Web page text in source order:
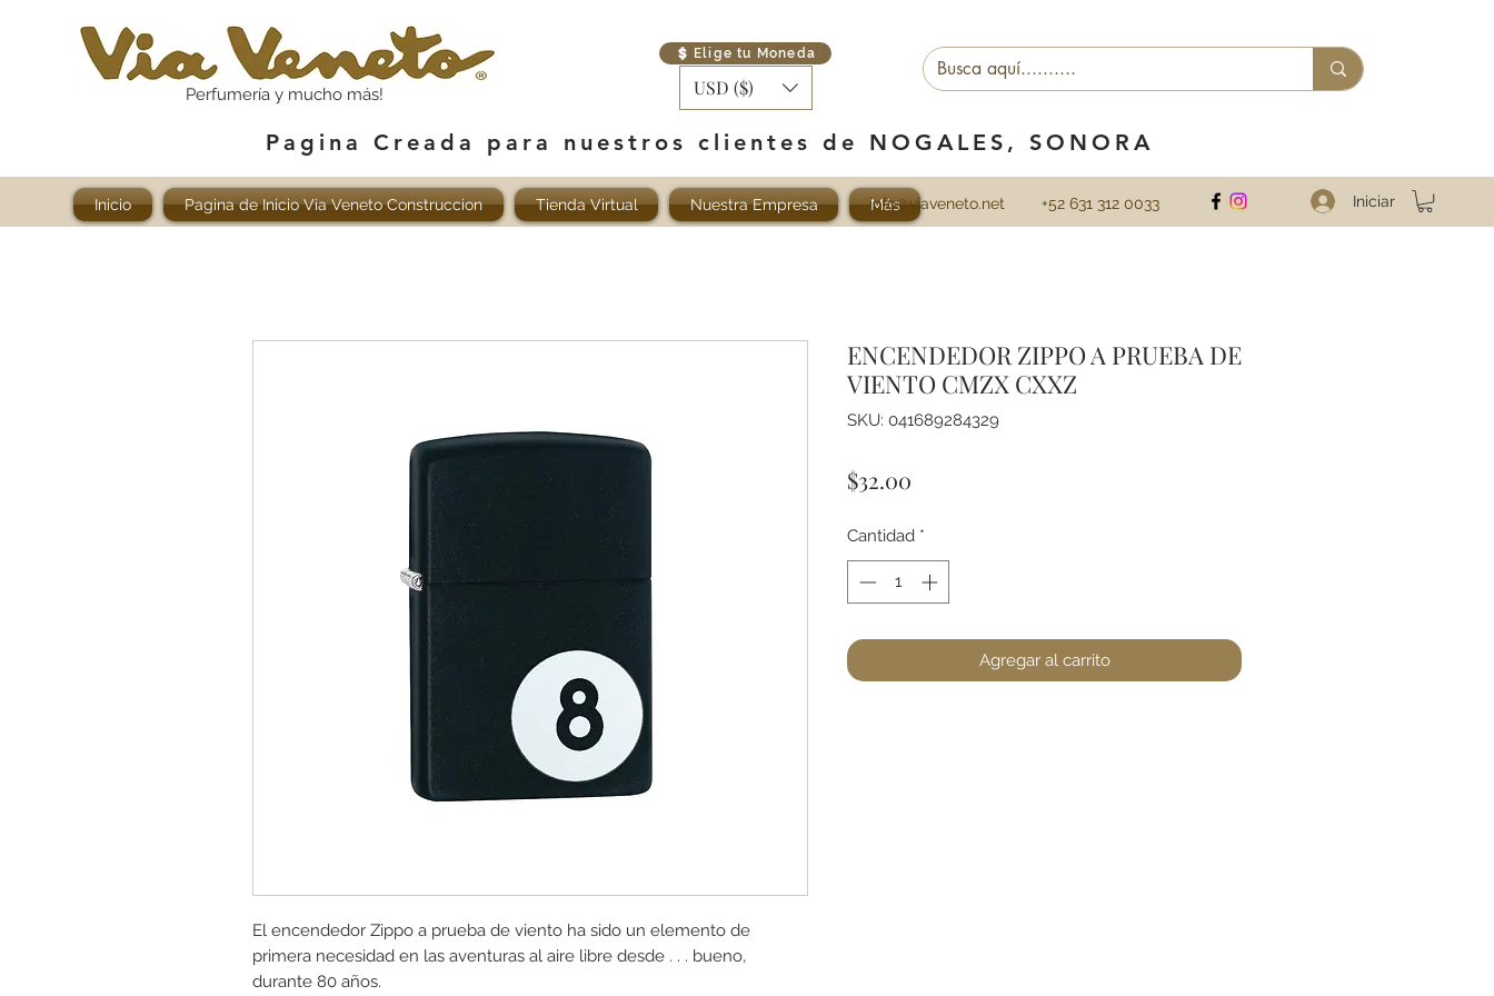
Perfumería y mucho más!
Elige tu Moneda
USD ($)
Pagina Creada para nuestros clientes de NOGALES, SONORA
Inicio Pagina de Inicio Via Veneto Construccion Tienda Virtual Nuestra Empresa Más
info@viaveneto.net +52 631 312 0033 Iniciar
El encendedor Zippo a prueba de viento ha sido un elemento de
primera necesidad en las aventuras al aire libre desde . . . bueno,
durante 80 años.
ENCENDEDOR ZIPPO A PRUEBA DE
VIENTO CMZX CXXZ
SKU: 041689284329
$32.00
Cantidad *
Agregar al carrito